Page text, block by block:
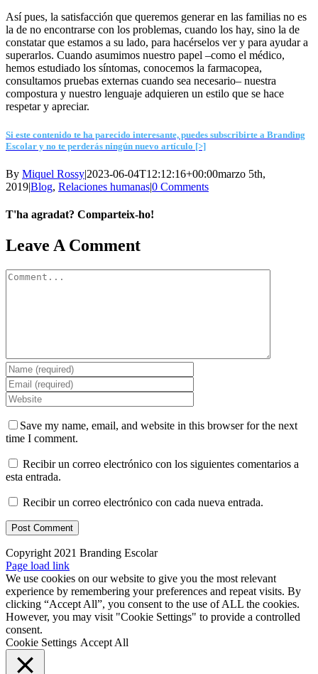
Así pues, la satisfacción que queremos generar en las familias no es
la de no encontrarse con los problemas, cuando los hay, sino la de
constatar que estamos a su lado, para hacérselos ver y para ayudar a
superarlos. Cuando asumimos nuestro papel –como el médico,
hemos estudiado los síntomas, conocemos la farmacopea,
consultamos pruebas externas cuando sea necesario– nuestra
compostura y nuestro lenguaje adquieren un estilo que se hace
respetar y apreciar.
Si este contenido te ha parecido interesante, puedes subscribirte a Branding
Escolar y no te perderás ningún nuevo artículo [>]
By Miquel Rossy|2023-06-04T12:12:16+00:00marzo 5th,
2019|Blog, Relaciones humanas|0 Comments
T'ha agradat? Comparteix-ho!
Facebook
X
LinkedIn
WhatsApp
Telegram
Email
Leave A Comment
Comment
Save my name, email, and website in this browser for the next
time I comment.
Recibir un correo electrónico con los siguientes comentarios a
esta entrada.
Recibir un correo electrónico con cada nueva entrada.
Copyright 2021 Branding Escolar
X
Instagram
LinkedIn
YouTube
Email
Facebook
Page load link
We use cookies on our website to give you the most relevant
experience by remembering your preferences and repeat visits. By
clicking “Accept All”, you consent to the use of ALL the cookies.
However, you may visit "Cookie Settings" to provide a controlled
consent.
Cookie Settings Accept All